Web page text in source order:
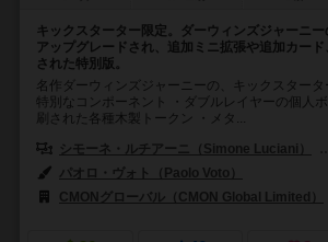
キックスターター限定。ダーウィンズジャーニ
アップグレードされ、追加ミニ拡張や追加カー
された特別版。
名作ダーウィンズジャーニーの、キックスタータ
特別なコンポーネント ・ダブルレイヤーの個人
刷された各種木製トークン ・メタ...
シモーネ・ルチアーニ（Simone Luciani）
パオロ・ヴォト（Paolo Voto）
CMONグローバル（CMON Global Limited）